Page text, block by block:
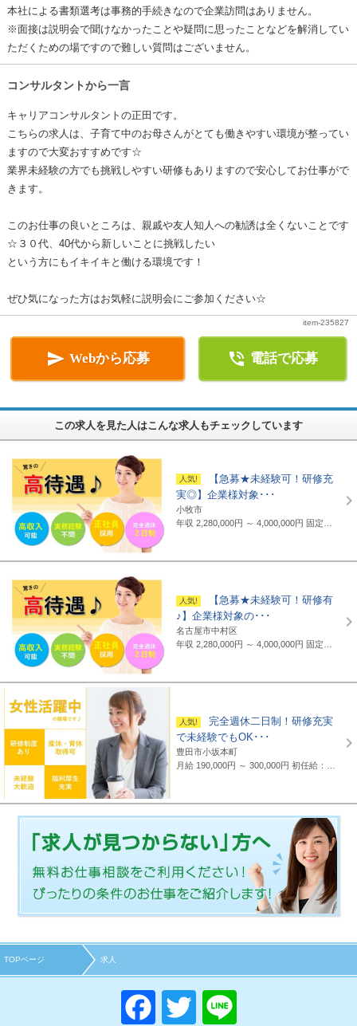
本社による書類選考は事務的手続きなので企業訪問はありません。
※面接は説明会で聞けなかったことや疑問に思ったことなどを解消してい
ただくための場ですので難しい質問はございません。
コンサルタントから一言
キャリアコンサルタントの正田です。
こちらの求人は、子育て中のお母さんがとても働きやすい環境が整ってい
ますので大変おすすめです☆
業界未経験の方でも挑戦しやすい研修もありますので安心してお仕事がで
きます。
このお仕事の良いところは、親戚や友人知人への勧誘は全くないことです
☆３０代、40代から新しいことに挑戦したい
という方にもイキイキと働ける環境です！
ぜひ気になった方はお気軽に説明会にご参加ください☆
item-235827
 Webから応募  電話で応募
この求人を見た人はこんな求人もチェックしています
【急募★未経験可！研修充
実◎】企業様対象･･･
小牧市
年収 2,280,000円 ～ 4,000,000円 固定給制 月給16万円～25万円（諸手当含まず）＋報奨金＋賞与年2回 ※地域・能力により異なります。 ◆正職員の平均給与例 434,000円(2019年度実績) ※上記には賞与は含まれていません。 ◆支給例 月給20万円～／東京・神奈川・千葉・埼玉の支社 月給19万円～／愛知・三重・京都・大阪の支社 月給18万円～／山梨・岐阜・静岡・滋賀・兵庫・広島・福岡の支社 ※一部支社により異なる ※入社前に行なわれる研修の受講手当は日給3500円～4000円（地域により異なる） ◆通勤交通費 月額3万5千円まで全額支給(超過部分は2万円まで半額支給)
【急募★未経験可！研修有
♪】企業様対象の･･･
名古屋市中村区
年収 2,280,000円 ～ 4,000,000円 固定給制 月給16万円～25万円（諸手当含まず）＋報奨金＋賞与年2回 ※地域・能力により異なります。 ◆正職員の平均給与例 平均給与：434,000円(2019年度実績) ※上記には賞与は含まれていません。 ◆支給例 月給20万円～／東京・神奈川・千葉・埼玉の支社 月給19万円～／愛知・三重・京都・大阪の支社 月給18万円～／山梨・岐阜・静岡・滋賀・兵庫・広島・福岡の支社 ※一部支社により異なる ※入社前に行なわれる研修の受講手当は日給3500円～4000円（地域により異なる） ◆通勤交通費 月額3万5千円まで全額支給(超過部分は2万円まで半額支給)
完全週休二日制！研修充実
で未経験でもOK･･･
豊田市小坂本町
月給 190,000円 ～ 300,000円初任給：16万～25万円+諸手当(地域・能力により異なる) 例：20万～25万円（東京都勤務） 平均給与：423,000円(平成29年度実績) ※給与は年間平均の税込定例給与であり、賞与は含んでおりません。
TOPページ 求人
F
T